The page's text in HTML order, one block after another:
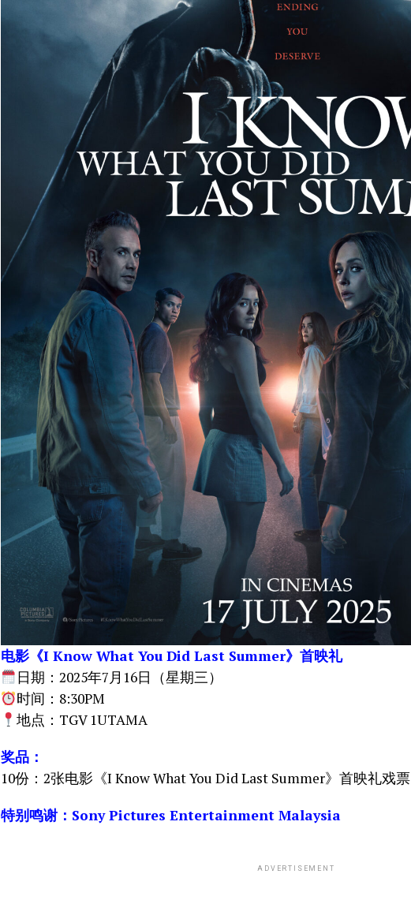
电影《I Know What You Did Last Summer》首映礼
日期：2025年7月16日（星期三）
时间：8:30PM
地点：TGV 1UTAMA
奖品：
10份：2张电影《I Know What You Did Last Summer》首映礼戏票
特别鸣谢：Sony Pictures Entertainment Malaysia
ADVERTISEMENT